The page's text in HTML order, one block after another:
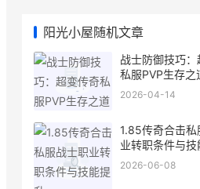
阳光小屋随机文章
战士防御技巧
私服PVP生存之
2026-04-14
1.85传奇合击私
业转职条件与技
2026-06-08